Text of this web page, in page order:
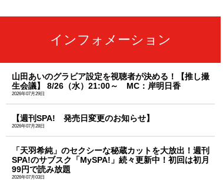
インフォメーション
山田あいのグラビア設定を視聴者が決める！【推し撮
生会議】 8/26（水）21:00～ MC：岸明日香
2026年07月29日
【週刊SPA! 発売日変更のお知らせ】
2026年07月28日
「天羽希純」のセクシーな秘蔵カットを大放出！週刊
SPA!のサブスク「MySPA!」続々更新中！初回は初月
99円で読み放題
2026年07月03日